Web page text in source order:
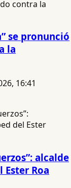
se pronunció
la
16:41
alcalde
Roa